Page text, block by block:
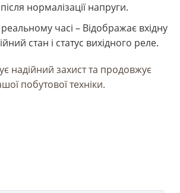
нормалізації напруги.
часі – Відображає вхідну
стан і статус вихідного реле.
надійний захист та продовжує
побутової техніки.